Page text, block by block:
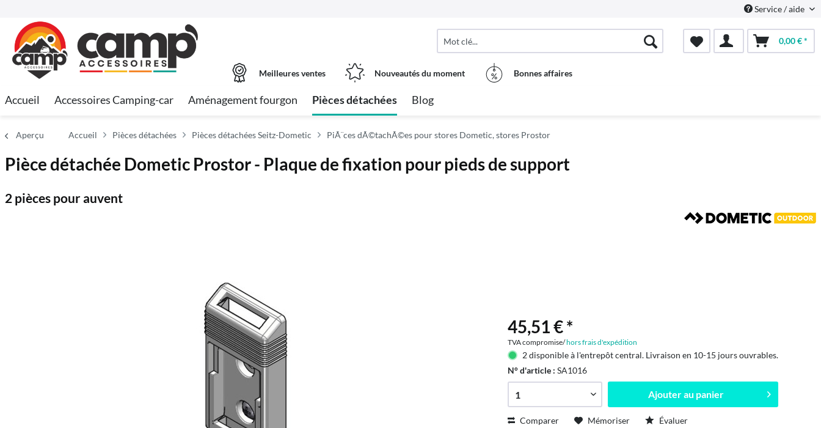
Service / aide
0,00 € *
Meilleures ventes Nouveautés du moment Bonnes affaires
Accueil Accessoires Camping-car Aménagement fourgon Pièces détachées Blog
Aperçu Accueil Pièces détachées Pièces détachées Seitz-Dometic PiÃ¨ces dÃ©tachÃ©es pour stores Dometic, stores Prostor
Pièce détachée Dometic Prostor - Plaque de fixation pour pieds de support
2 pièces pour auvent
45,51 € *
TVA compromise/hors frais d'expédition
2 disponible à l'entrepôt central. Livraison en 10-15 jours ouvrables.
N° d'article :SA1016
Ajouter au panier
Comparer Mémoriser Évaluer